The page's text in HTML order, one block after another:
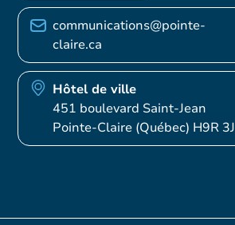
communications@pointe-
claire.ca
Hôtel de ville
451 boulevard Saint-Jean
Pointe-Claire (Québec) H9R